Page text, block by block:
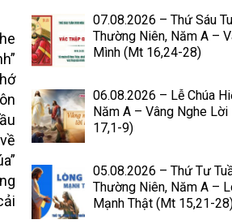
07.08.2026 – Thứ Sáu
Thường Niên, Năm A –
Mình (Mt 16,24-28)
06.08.2026 – Lễ Chúa
Năm A – Vâng Nghe
17,1-9)
05.08.2026 – Thứ Tư
Thường Niên, Năm A –
Mạnh Thật (Mt 15,21-